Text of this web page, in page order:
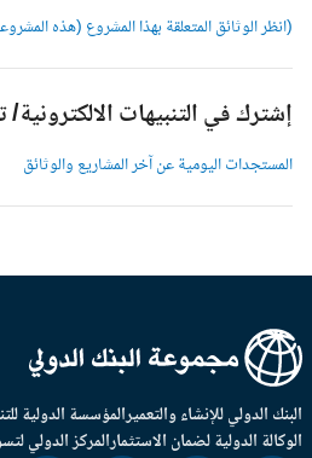
(انظر الوثائق المتعلقة بهذا المشروع (هذه المشروعات
إشترك في التنبيهات الالكترونية/
المستجدات اليومية عن آخر المشاريع والوثائق
الدولي للإنشاء والتعميرالمؤسسة الدولية للتنمية
الدولية لضمان الاستثمارالمركز الدولي